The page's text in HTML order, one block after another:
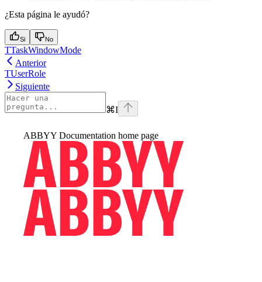
¿Esta página le ayudó?
Si No
TTaskWindowMode
Anterior
TUserRole
Siguiente
⌘I
ABBYY Documentation home page